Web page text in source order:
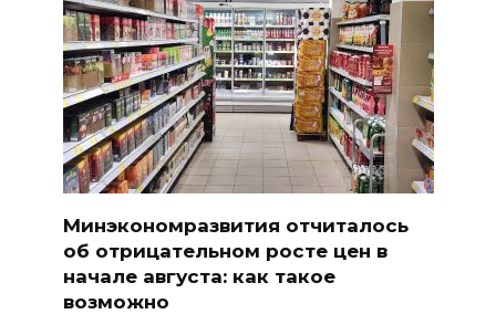
Минэкономразвития отчиталось
об отрицательном росте цен в
начале августа: как такое
возможно